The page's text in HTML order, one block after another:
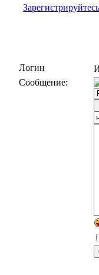
Логин
Сообщение: